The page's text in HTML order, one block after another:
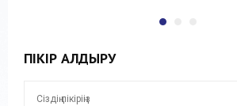
ПІКІР ҚАЛДЫРУ